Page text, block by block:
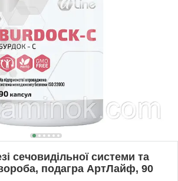
сечовидільної системи та
подагра АртЛайф, 90